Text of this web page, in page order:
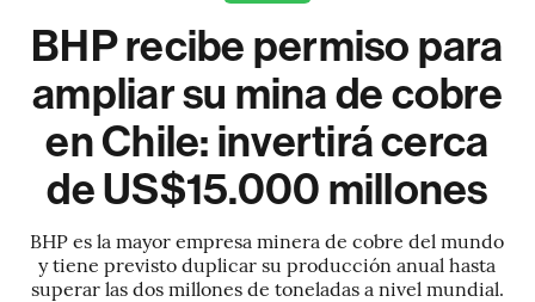
BHP recibe permiso para
ampliar su mina de cobre
en Chile: invertirá cerca
de US$15.000 millones
BHP es la mayor empresa minera de cobre del mundo
y tiene previsto duplicar su producción anual hasta
superar las dos millones de toneladas a nivel mundial.